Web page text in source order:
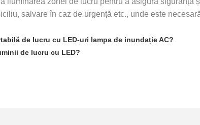
salvare în caz de urgență etc., unde este
de lucru cu LED-uri lampa de inundație AC?
de lucru cu LED?